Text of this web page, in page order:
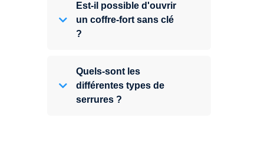
Est-il possible d'ouvrir
un coffre-fort sans clé
?
Quels-sont les
différentes types de
serrures ?